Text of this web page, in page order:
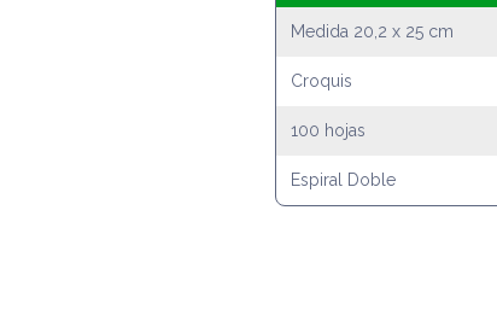
Medida 20,2 x 25 cm
Croquis
100 hojas
Espiral Doble